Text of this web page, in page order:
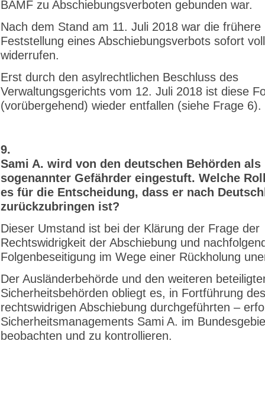
BAMF zu Abschiebungsverboten gebunden war.
Nach dem Stand am 11. Juli 2018 war die frühere
Feststellung eines Abschiebungsverbots sofort
widerrufen.
Erst durch den asylrechtlichen Beschluss des
Verwaltungsgerichts vom 12. Juli 2018 ist diese
(vorübergehend) wieder entfallen (siehe Frage 6).
9.
Sami A. wird von den deutschen Behörden als
sogenannter Gefährder eingestuft. Welche
es für die Entscheidung, dass er nach
zurückzubringen ist?
Dieser Umstand ist bei der Klärung der Frage der
Rechtswidrigkeit der Abschiebung und
Folgenbeseitigung im Wege einer Rückholung
Der Ausländerbehörde und den weiteren
Sicherheitsbehörden obliegt es, in Fortführung
rechtswidrigen Abschiebung durchgeführten –
Sicherheitsmanagements Sami A. im
beobachten und zu kontrollieren.